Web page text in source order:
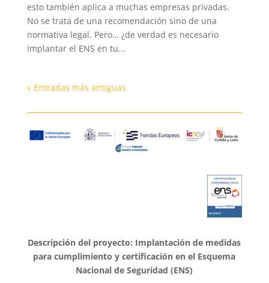
esto también aplica a muchas empresas privadas.
No se trata de una recomendación sino de una
normativa legal. Pero… ¿de verdad es necesario
implantar el ENS en tu...
« Entradas más antiguas
Descripción del proyecto: Implantación de medidas
para cumplimiento y certificación en el Esquema
Nacional de Seguridad (ENS)